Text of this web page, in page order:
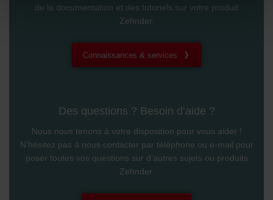
widerrufen.
Zehnder Group AG: Data Privacy
Zehnder Group Ibérica SAU: Política de privacidad
Zehnder Group Italia S.r.l.: Privacy
Zehnder Group İç Mekan İklimlendirme Sanayi ve Ticaret
Limitet Şirketi: Web Sitesi Çerezleri
Zehnder Group Nederland bv: Privacyverklaringen
de la documentation et des tutoriels sur votre produit
Zehnder.
Connaissances & services
Des questions ? Besoin d’aide ?
Nous nous tenons à votre disposition pour vous aider !
N’hésitez pas à nous contacter par téléphone ou e-mail pour
poser toutes vos questions sur d’autres sujets ou produits
Zehnder.